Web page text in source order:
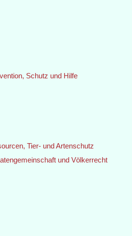
Schutz und Hilfe
Tier- und Artenschutz
und Völkerrecht